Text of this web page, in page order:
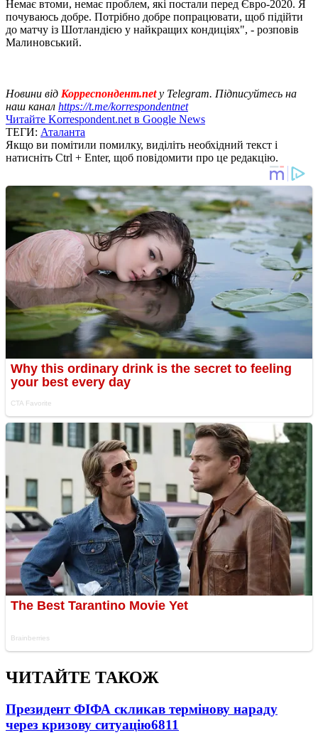
Немає втоми, немає проблем, які постали перед Євро-2020. Я
почуваюсь добре. Потрібно добре попрацювати, щоб підійти
до матчу із Шотландією у найкращих кондиціях", - розповів
Малиновський.
Новини від Корреспондент.netу Telegram. Підписуйтесь на
наш канал https://t.me/korrespondentnet
Читайте Korrespondent.net в Google News
ТЕГИ: Аталанта
Якщо ви помітили помилку, виділіть необхідний текст і
натисніть Ctrl + Enter, щоб повідомити про це редакцію.
ЧИТАЙТЕ ТАКОЖ
Президент ФІФА скликав термінову нараду
через кризову ситуацію6811